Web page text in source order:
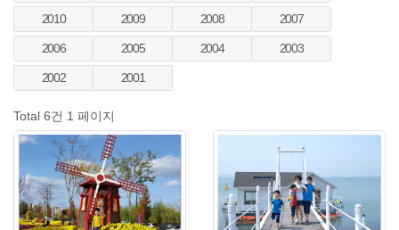
2010 2009 2008 2007
2006 2005 2004 2003
2002 2001
Total 6건 1 페이지